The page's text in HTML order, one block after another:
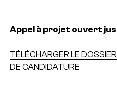
Appel à projet ouvert
TÉLÉCHARGER LE
DE CANDIDATURE